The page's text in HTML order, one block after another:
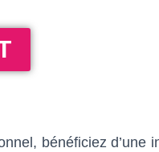
bénéficiez d’une